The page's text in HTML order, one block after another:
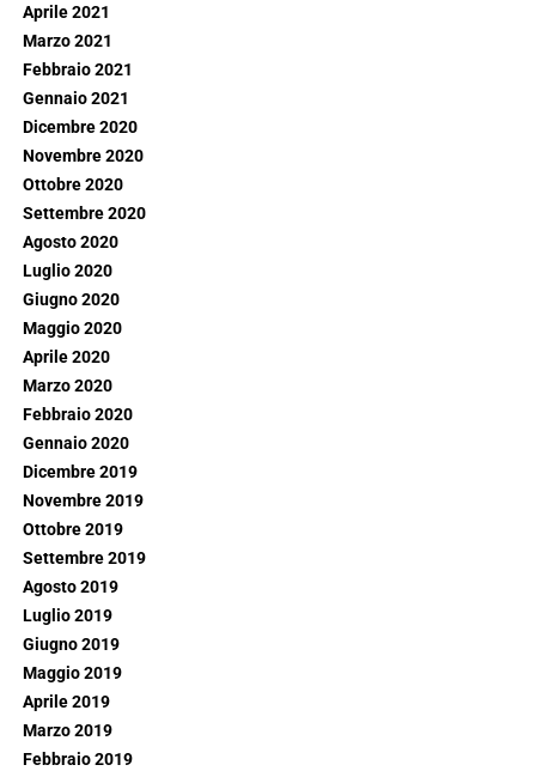
Aprile 2021
Marzo 2021
Febbraio 2021
Gennaio 2021
Dicembre 2020
Novembre 2020
Ottobre 2020
Settembre 2020
Agosto 2020
Luglio 2020
Giugno 2020
Maggio 2020
Aprile 2020
Marzo 2020
Febbraio 2020
Gennaio 2020
Dicembre 2019
Novembre 2019
Ottobre 2019
Settembre 2019
Agosto 2019
Luglio 2019
Giugno 2019
Maggio 2019
Aprile 2019
Marzo 2019
Febbraio 2019